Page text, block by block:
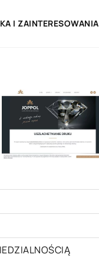
I ZAINTERESOWANIA